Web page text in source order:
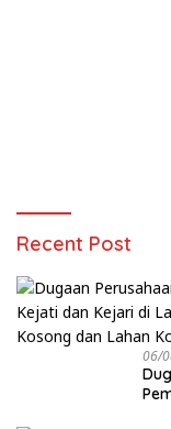
Recent Post
06/